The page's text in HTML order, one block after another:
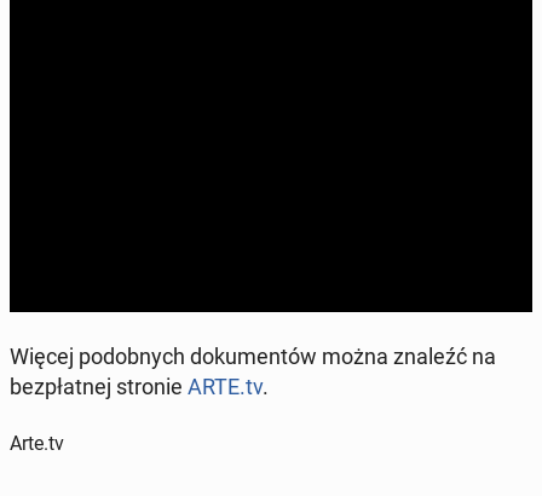
Więcej po­dob­nych do­ku­men­tów można znaleźć na
bez­płat­nej stronie ARTE.tv.
Arte.tv